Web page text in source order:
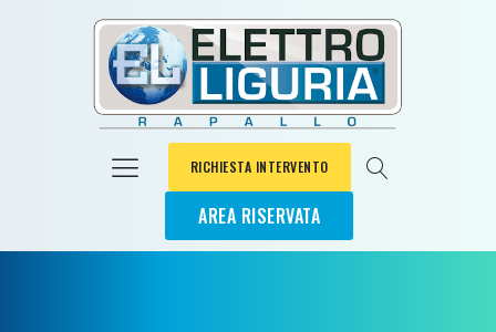
RICHIESTA INTERVENTO
AREA RISERVATA